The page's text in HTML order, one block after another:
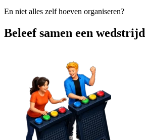
En niet alles zelf hoeven organiseren?
Beleef samen een wedstrijd